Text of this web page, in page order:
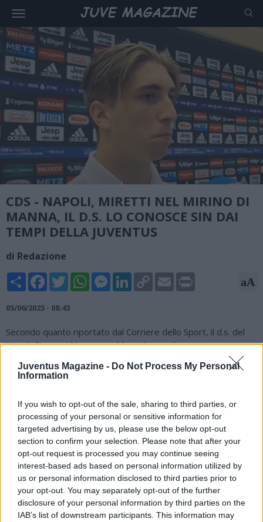
Juventus Magazine - Do Not Process My Personal
Information
If you wish to opt-out of the sale, sharing to third parties, or
processing of your personal or sensitive information for
targeted advertising by us, please use the below opt-out
section to confirm your selection. Please note that after your
opt-out request is processed you may continue seeing
interest-based ads based on personal information utilized by
us or personal information disclosed to third parties prior to
your opt-out. You may separately opt-out of the further
disclosure of your personal information by third parties on the
IAB’s list of downstream participants. This information may
CDS - NAPOLI, MIRETTI NEL MIRINO DI
MANNA, IL D.S. LO CONOSCE SIN DAI
TEMPI DELLA JUVENTUS
di Redazione
Share FacebookTwitterWhatsAppMessengerLinkedInCopy
Link
Email aA
05/06/2025 - 08:43
Secondo quanto riportato dal Corriere dello Sport, il d.s. del
Napoli Giovanni Manna avrebbe richiesto il centrocampista
prestito al Genoa dalla casa base Juventus. Manna, ex
mercato. Questo l'identikit del Corriere dello Sport:
centrocampista duttile, con Vieira ha giocato mezzala, nel tris
di trequarti e nei tre davanti; ha due fasi e buonissime doti
offensive. Tre gol e tre assist, il suo score.